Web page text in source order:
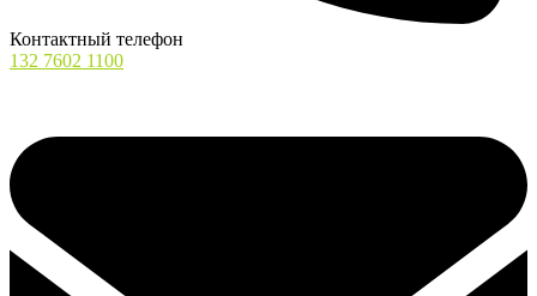
Контактный телефон
132 7602 1100